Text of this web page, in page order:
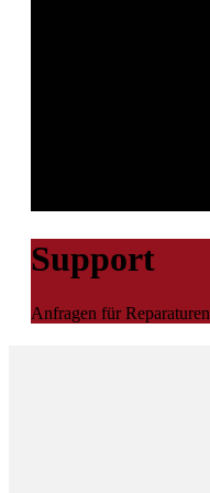
Support
Anfragen für Reparaturen